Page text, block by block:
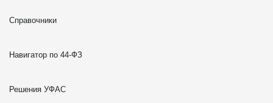
Справочники
Навигатор по 44-ФЗ
Решения УФАС